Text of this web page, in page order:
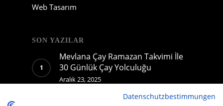
Web Tasarım
SON YAZILAR
Mevlana Çay Ramazan Takvimi İle
30 Günlük Çay Yolculuğu
Aralık 23, 2025
Datenschutzbestimmungen